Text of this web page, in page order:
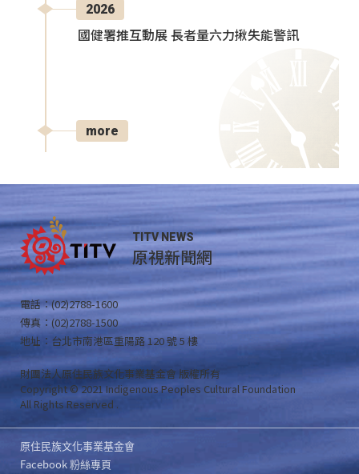
2026
國健署推互動展 長者量六力揪失能警訊
more
TITV NEWS
原視新聞網
電話：(02)2788-1600
傳真：(02)2788-1500
地址：台北市南港區重陽路 120 號 5 樓
財團法人原住民族文化事業基金會 版權所有
Copyright © 2021 Indigenous Peoples Cultural Foundation
All Rights Reserved .
原住民族文化事業基金會
Facebook 粉絲專頁